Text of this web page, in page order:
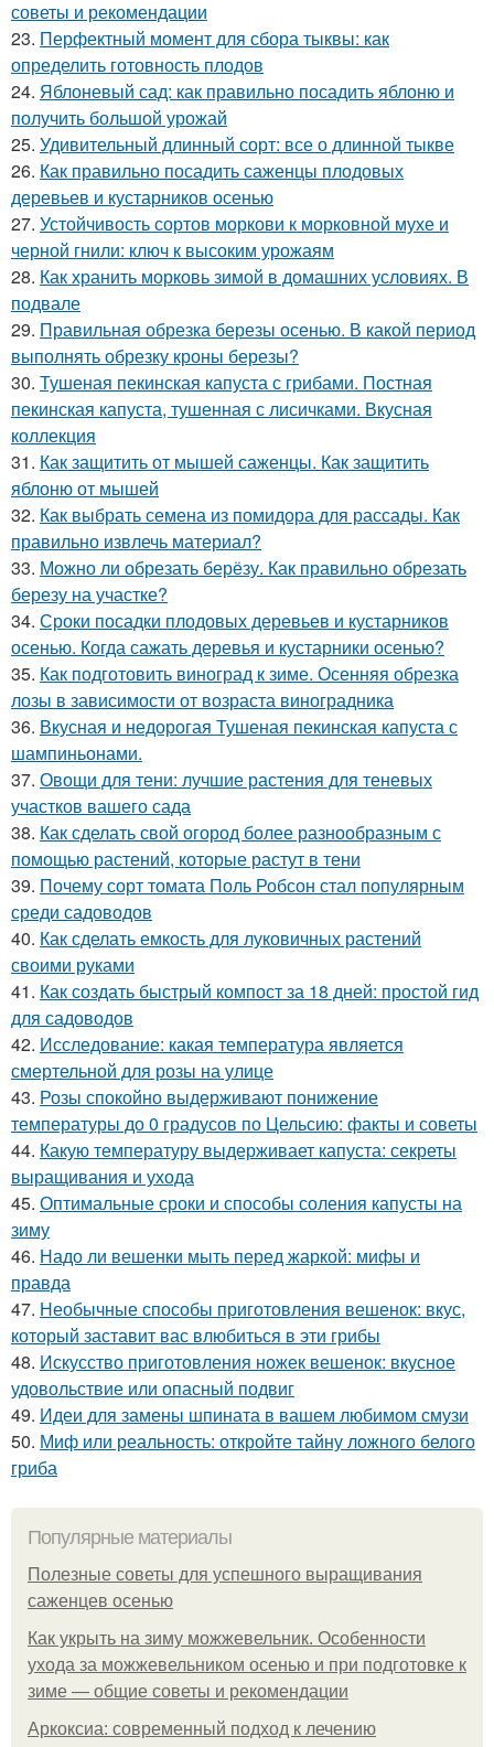
советы и рекомендации
23. Перфектный момент для сбора тыквы: как
определить готовность плодов
24. Яблоневый сад: как правильно посадить яблоню и
получить большой урожай
25. Удивительный длинный сорт: все о длинной тыкве
26. Как правильно посадить саженцы плодовых
деревьев и кустарников осенью
27. Устойчивость сортов моркови к морковной мухе и
черной гнили: ключ к высоким урожаям
28. Как хранить морковь зимой в домашних условиях. В
подвале
29. Правильная обрезка березы осенью. В какой период
выполнять обрезку кроны березы?
30. Тушеная пекинская капуста с грибами. Постная
пекинская капуста, тушенная с лисичками. Вкусная
коллекция
31. Как защитить от мышей саженцы. Как защитить
яблоню от мышей
32. Как выбрать семена из помидора для рассады. Как
правильно извлечь материал?
33. Можно ли обрезать берёзу. Как правильно обрезать
березу на участке?
34. Сроки посадки плодовых деревьев и кустарников
осенью. Когда сажать деревья и кустарники осенью?
35. Как подготовить виноград к зиме. Осенняя обрезка
лозы в зависимости от возраста виноградника
36. Вкусная и недорогая Тушеная пекинская капуста с
шампиньонами.
37. Овощи для тени: лучшие растения для теневых
участков вашего сада
38. Как сделать свой огород более разнообразным с
помощью растений, которые растут в тени
39. Почему сорт томата Поль Робсон стал популярным
среди садоводов
40. Как сделать емкость для луковичных растений
своими руками
41. Как создать быстрый компост за 18 дней: простой гид
для садоводов
42. Исследование: какая температура является
смертельной для розы на улице
43. Розы спокойно выдерживают понижение
температуры до 0 градусов по Цельсию: факты и советы
44. Какую температуру выдерживает капуста: секреты
выращивания и ухода
45. Оптимальные сроки и способы соления капусты на
зиму
46. Надо ли вешенки мыть перед жаркой: мифы и
правда
47. Необычные способы приготовления вешенок: вкус,
который заставит вас влюбиться в эти грибы
48. Искусство приготовления ножек вешенок: вкусное
удовольствие или опасный подвиг
49. Идеи для замены шпината в вашем любимом смузи
50. Миф или реальность: откройте тайну ложного белого
гриба
Популярные материалы
Полезные советы для успешного выращивания
саженцев осенью
Как укрыть на зиму можжевельник. Особенности
ухода за можжевельником осенью и при подготовке к
зиме — общие советы и рекомендации
Аркоксиа: современный подход к лечению